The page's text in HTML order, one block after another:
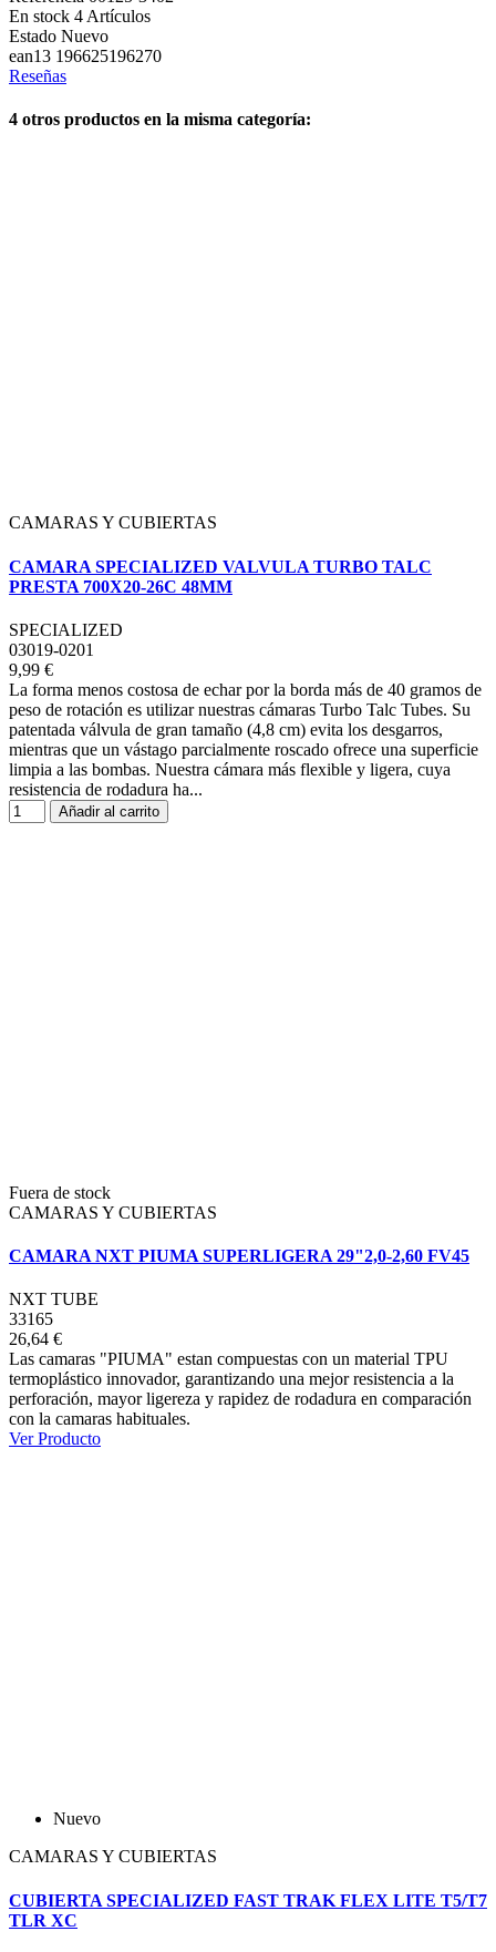
En stock 4 Artículos
Estado Nuevo
ean13 196625196270
Reseñas
4 otros productos en la misma categoría:
CAMARAS Y CUBIERTAS
CAMARA SPECIALIZED VALVULA TURBO TALC
PRESTA 700X20-26C 48MM
SPECIALIZED
03019-0201
9,99 €
La forma menos costosa de echar por la borda más de 40 gramos de
peso de rotación es utilizar nuestras cámaras Turbo Talc Tubes. Su
patentada válvula de gran tamaño (4,8 cm) evita los desgarros,
mientras que un vástago parcialmente roscado ofrece una superficie
limpia a las bombas. Nuestra cámara más flexible y ligera, cuya
resistencia de rodadura ha...
Añadir al carrito
Fuera de stock
CAMARAS Y CUBIERTAS
CAMARA NXT PIUMA SUPERLIGERA 29"2,0-2,60 FV45
NXT TUBE
33165
26,64 €
Las camaras "PIUMA" estan compuestas con un material TPU
termoplástico innovador, garantizando una mejor resistencia a la
perforación, mayor ligereza y rapidez de rodadura en comparación
con la camaras habituales.
Ver Producto
Nuevo
CAMARAS Y CUBIERTAS
CUBIERTA SPECIALIZED FAST TRAK FLEX LITE T5/T7
TLR XC